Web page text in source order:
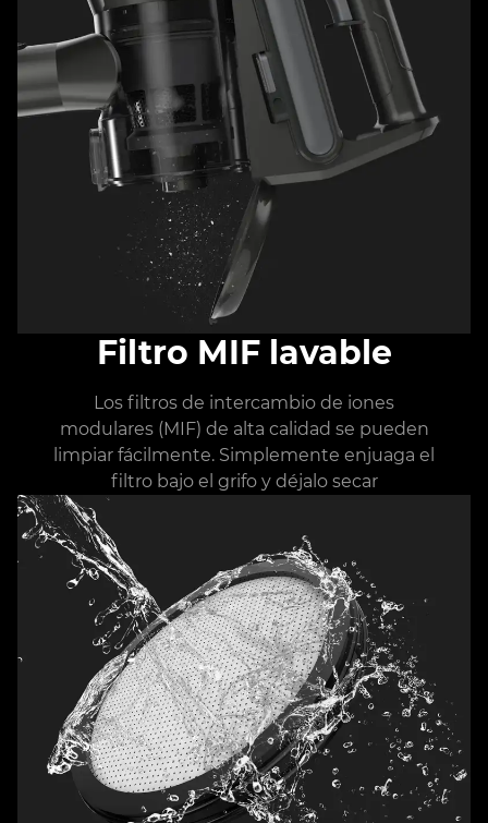
Filtro MIF lavable
Los filtros de intercambio de iones
modulares (MIF) de alta calidad se pueden
limpiar fácilmente. Simplemente enjuaga el
filtro bajo el grifo y déjalo secar